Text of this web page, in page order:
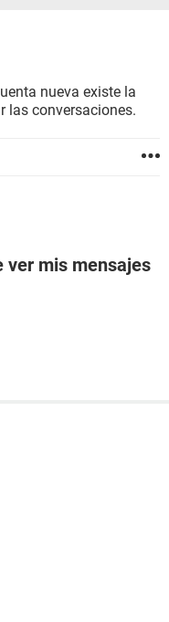
nueva existe la
las conversaciones.
ver mis mensajes